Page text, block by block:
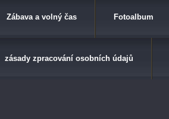
Zábava a volný čas Fotoalbum
zásady zpracování osobních údajů